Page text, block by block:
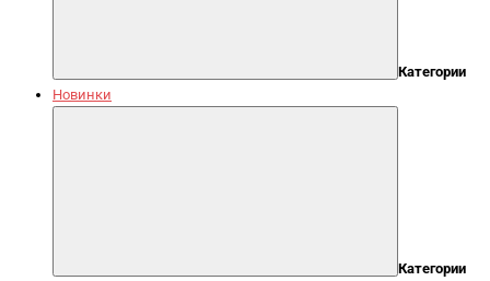
Категории
Новинки
Категории